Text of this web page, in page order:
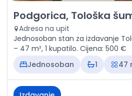
Izdavanje - Stan Podgorica,
Podgorica, Tološka
Adresa na upit
Jednosoban stan za izdavanje
– 47 m², 1 kupatilo. Cijena: 500 €
Jednosoban
1 47